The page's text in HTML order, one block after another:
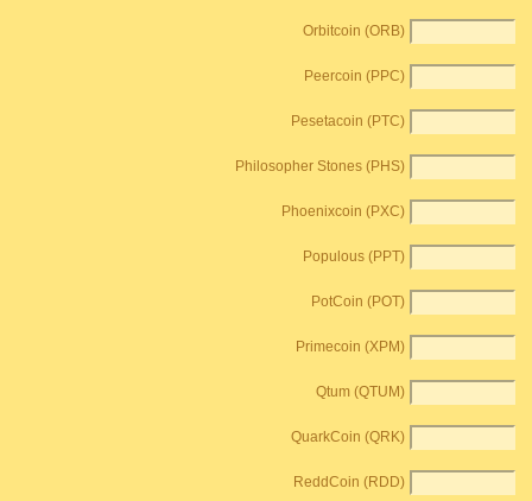
Orbitcoin (ORB)
Peercoin (PPC)
Pesetacoin (PTC)
Philosopher Stones (PHS)
Phoenixcoin (PXC)
Populous (PPT)
PotCoin (POT)
Primecoin (XPM)
Qtum (QTUM)
QuarkCoin (QRK)
ReddCoin (RDD)